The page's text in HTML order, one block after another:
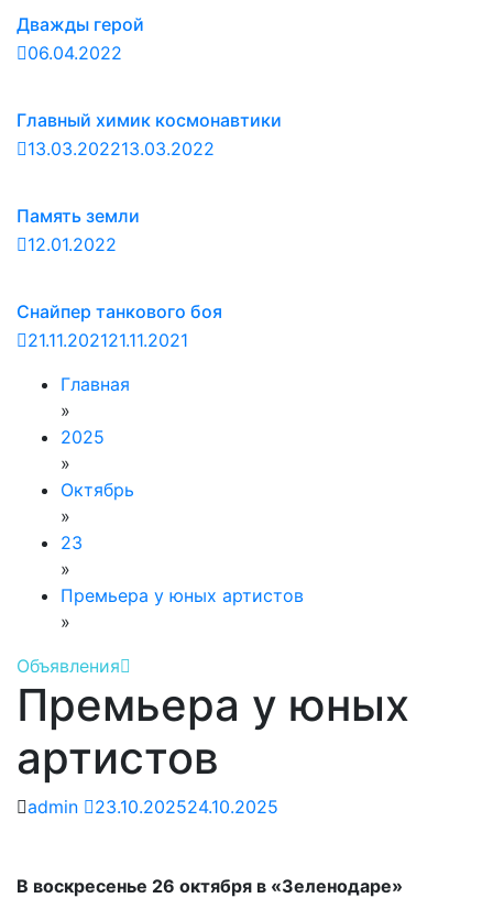
Дважды герой
06.04.2022
Главный химик космонавтики
13.03.202213.03.2022
Память земли
12.01.2022
Снайпер танкового боя
21.11.202121.11.2021
Главная
»
2025
»
Октябрь
»
23
»
Премьера у юных артистов
»
Объявления
Премьера у юных
артистов
admin 23.10.202524.10.2025
В воскресенье 26 октября в «Зеленодаре»